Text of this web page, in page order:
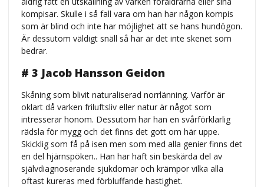
kompisar. Skulle i så fall vara om han har någon kompis
som är blind och inte har möjlighet att se hans hundögon.
Är dessutom väldigt snäll så här är det inte skenet som
bedrar.
# 3 Jacob Hansson Geidon
Skåning som blivit naturaliserad norrlänning. Varför är
oklart då varken friluftsliv eller natur är något som
intresserar honom. Dessutom har han en svårförklarlig
rädsla för mygg och det finns det gott om här uppe.
Skicklig som få på isen men som med alla genier finns det
en del hjärnspöken.. Han har haft sin beskärda del av
självdiagnoserande sjukdomar och krämpor vilka alla
oftast kureras med förbluffande hastighet.